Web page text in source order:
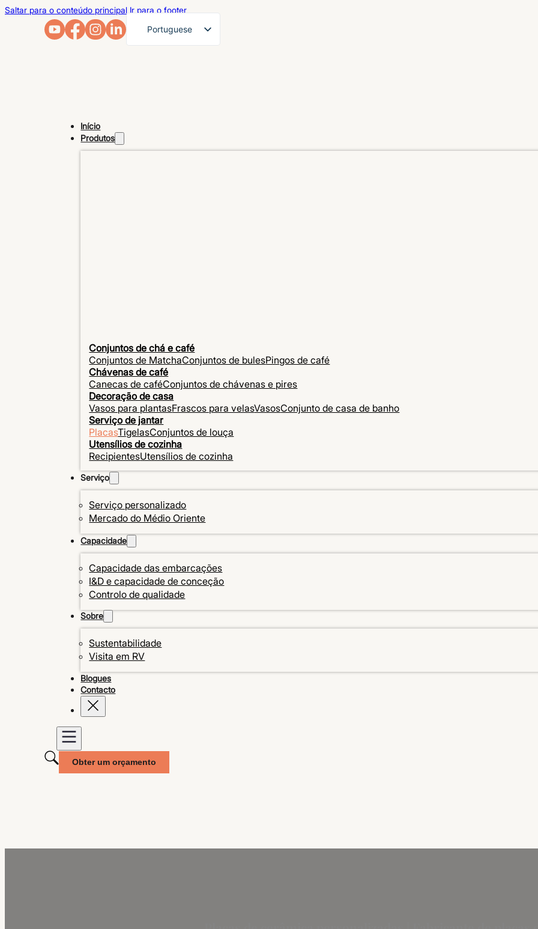
Saltar para o conteúdo principal Ir para o footer
Portuguese
Spanish
Início
Produtos
Conjuntos de chá e café
Conjuntos de MatchaConjuntos de bulesPingos de café
Chávenas de café
Canecas de caféConjuntos de chávenas e pires
Decoração de casa
Vasos para plantasFrascos para velasVasosConjunto de casa de banho
Serviço de jantar
PlacasTigelasConjuntos de louça
Utensílios de cozinha
RecipientesUtensílios de cozinha
Serviço
Serviço personalizado
Mercado do Médio Oriente
Capacidade
Capacidade das embarcações
I&D e capacidade de conceção
Controlo de qualidade
Sobre
Sustentabilidade
Visita em RV
Blogues
Contacto
Obter um orçamento